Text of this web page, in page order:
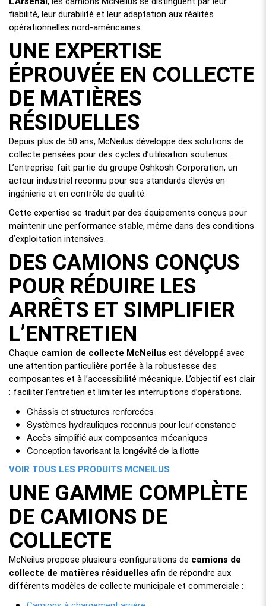
fiabilité, leur durabilité et leur adaptation aux réalités
opérationnelles nord-américaines.
UNE EXPERTISE
ÉPROUVÉE EN COLLECTE
DE MATIÈRES
RÉSIDUELLES
Depuis plus de 50 ans, McNeilus développe des solutions de
collecte pensées pour des cycles d’utilisation soutenus.
L’entreprise fait partie du groupe Oshkosh Corporation, un
acteur industriel reconnu pour ses standards élevés en
ingénierie et en contrôle de qualité.
Cette expertise se traduit par des équipements conçus pour
maintenir une performance stable, même dans des conditions
d’exploitation intensives.
DES CAMIONS CONÇUS
POUR RÉDUIRE LES
ARRÊTS ET SIMPLIFIER
L’ENTRETIEN
Chaque camion de collecte McNeilus est développé avec
une attention particulière portée à la robustesse des
composantes et à l’accessibilité mécanique. L’objectif est clair
: faciliter l’entretien et limiter les interruptions d’opérations.
Châssis et structures renforcées
Systèmes hydrauliques reconnus pour leur constance
Accès simplifié aux composantes mécaniques
Conception favorisant la longévité de la flotte
VOIR TOUS LES PRODUITS MCNEILUS
UNE GAMME COMPLÈTE
DE CAMIONS DE
COLLECTE
McNeilus propose plusieurs configurations de camions de
collecte de matières résiduelles afin de répondre aux
différents modèles de collecte municipale et commerciale :